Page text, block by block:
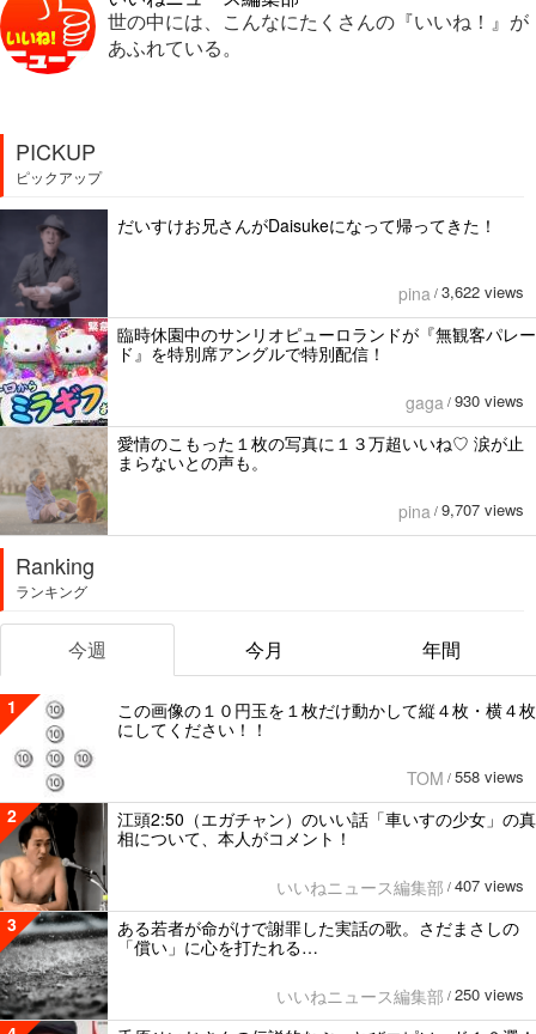
世の中には、こんなにたくさんの『いいね！』が
あふれている。
PICKUP
ピックアップ
だいすけお兄さんがDaisukeになって帰ってきた！
pina / 3,622 views
臨時休園中のサンリオピューロランドが『無観客パレー
ド』を特別席アングルで特別配信！
gaga / 930 views
愛情のこもった１枚の写真に１３万超いいね♡ 涙が止
まらないとの声も。
pina / 9,707 views
Ranking
ランキング
今週 今月 年間
1
この画像の１０円玉を１枚だけ動かして縦４枚・横４枚
にしてください！！
TOM / 558 views
2
江頭2:50（エガチャン）のいい話「車いすの少女」の真
相について、本人がコメント！
いいねニュース編集部 / 407 views
3
ある若者が命がけで謝罪した実話の歌。さだまさしの
「償い」に心を打たれる…
いいねニュース編集部 / 250 views